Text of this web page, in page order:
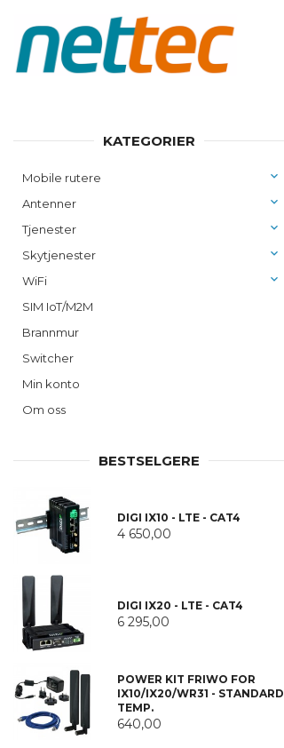
innholdet
PRODUKTER
KATEGORIER
Mobile rutere
Antenner
Tjenester
Skytjenester
WiFi
SIM IoT/M2M
Brannmur
Switcher
Min konto
Om oss
BESTSELGERE
DIGI IX10 - LTE - CAT4
4 650,00
DIGI IX20 - LTE - CAT4
6 295,00
POWER KIT FRIWO FOR
IX10/IX20/WR31 - STANDARD
TEMP.
640,00